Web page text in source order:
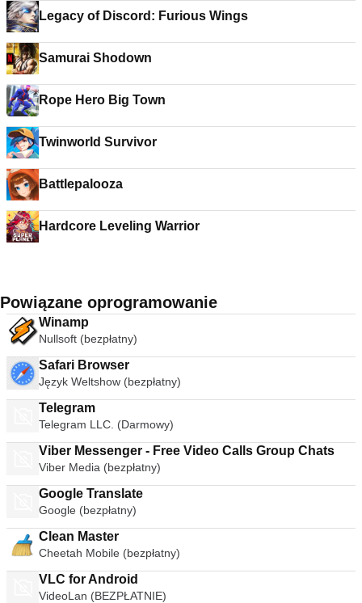
Legacy of Discord: Furious Wings
Samurai Shodown
Rope Hero Big Town
Twinworld Survivor
Battlepalooza
Hardcore Leveling Warrior
Powiązane oprogramowanie
Winamp
Nullsoft (bezpłatny)
Safari Browser
Język Weltshow (bezpłatny)
Telegram
Telegram LLC. (Darmowy)
Viber Messenger - Free Video Calls Group Chats
Viber Media (bezpłatny)
Google Translate
Google (bezpłatny)
Clean Master
Cheetah Mobile (bezpłatny)
VLC for Android
VideoLan (BEZPŁATNIE)